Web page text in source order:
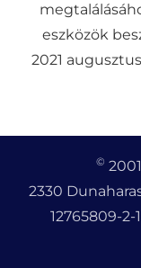
eszközök
2021
©
2330
12765809-